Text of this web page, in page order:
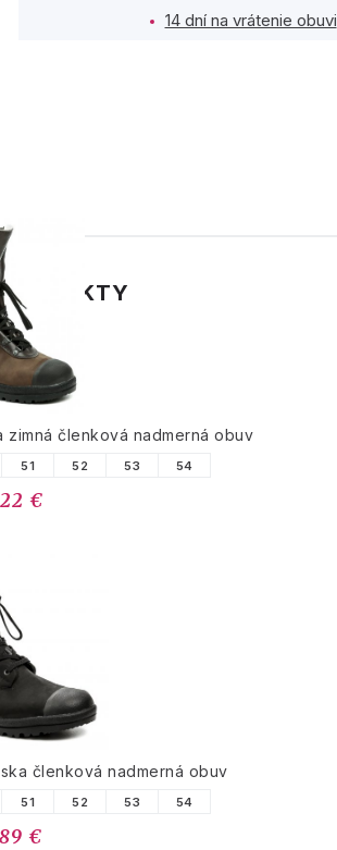
14 dní na vrátenie obuvi
zimná členková nadmerná obuv
51 52 53 54
€
členková nadmerná obuv
51 52 53 54
€